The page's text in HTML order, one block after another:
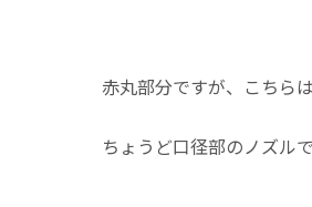
赤丸部分ですが、こちら
ちょうど口径部のノズル